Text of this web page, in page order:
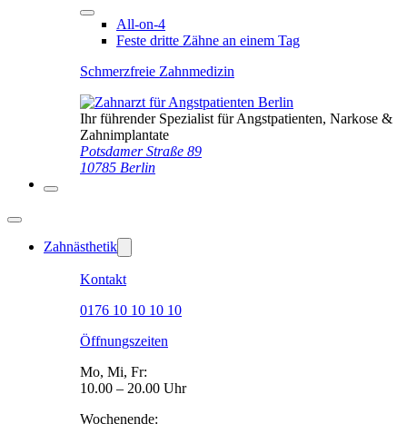
All-on-4
Feste dritte Zähne an einem Tag
Schmerzfreie Zahnmedizin
Ihr führender Spezialist für Angstpatienten, Narkose &
Zahnimplantate
Potsdamer Straße 89
10785 Berlin
Zahnästhetik
Kontakt
0176 10 10 10 10
Öffnungszeiten
Mo, Mi, Fr:
10.00 – 20.00 Uhr
Wochenende: